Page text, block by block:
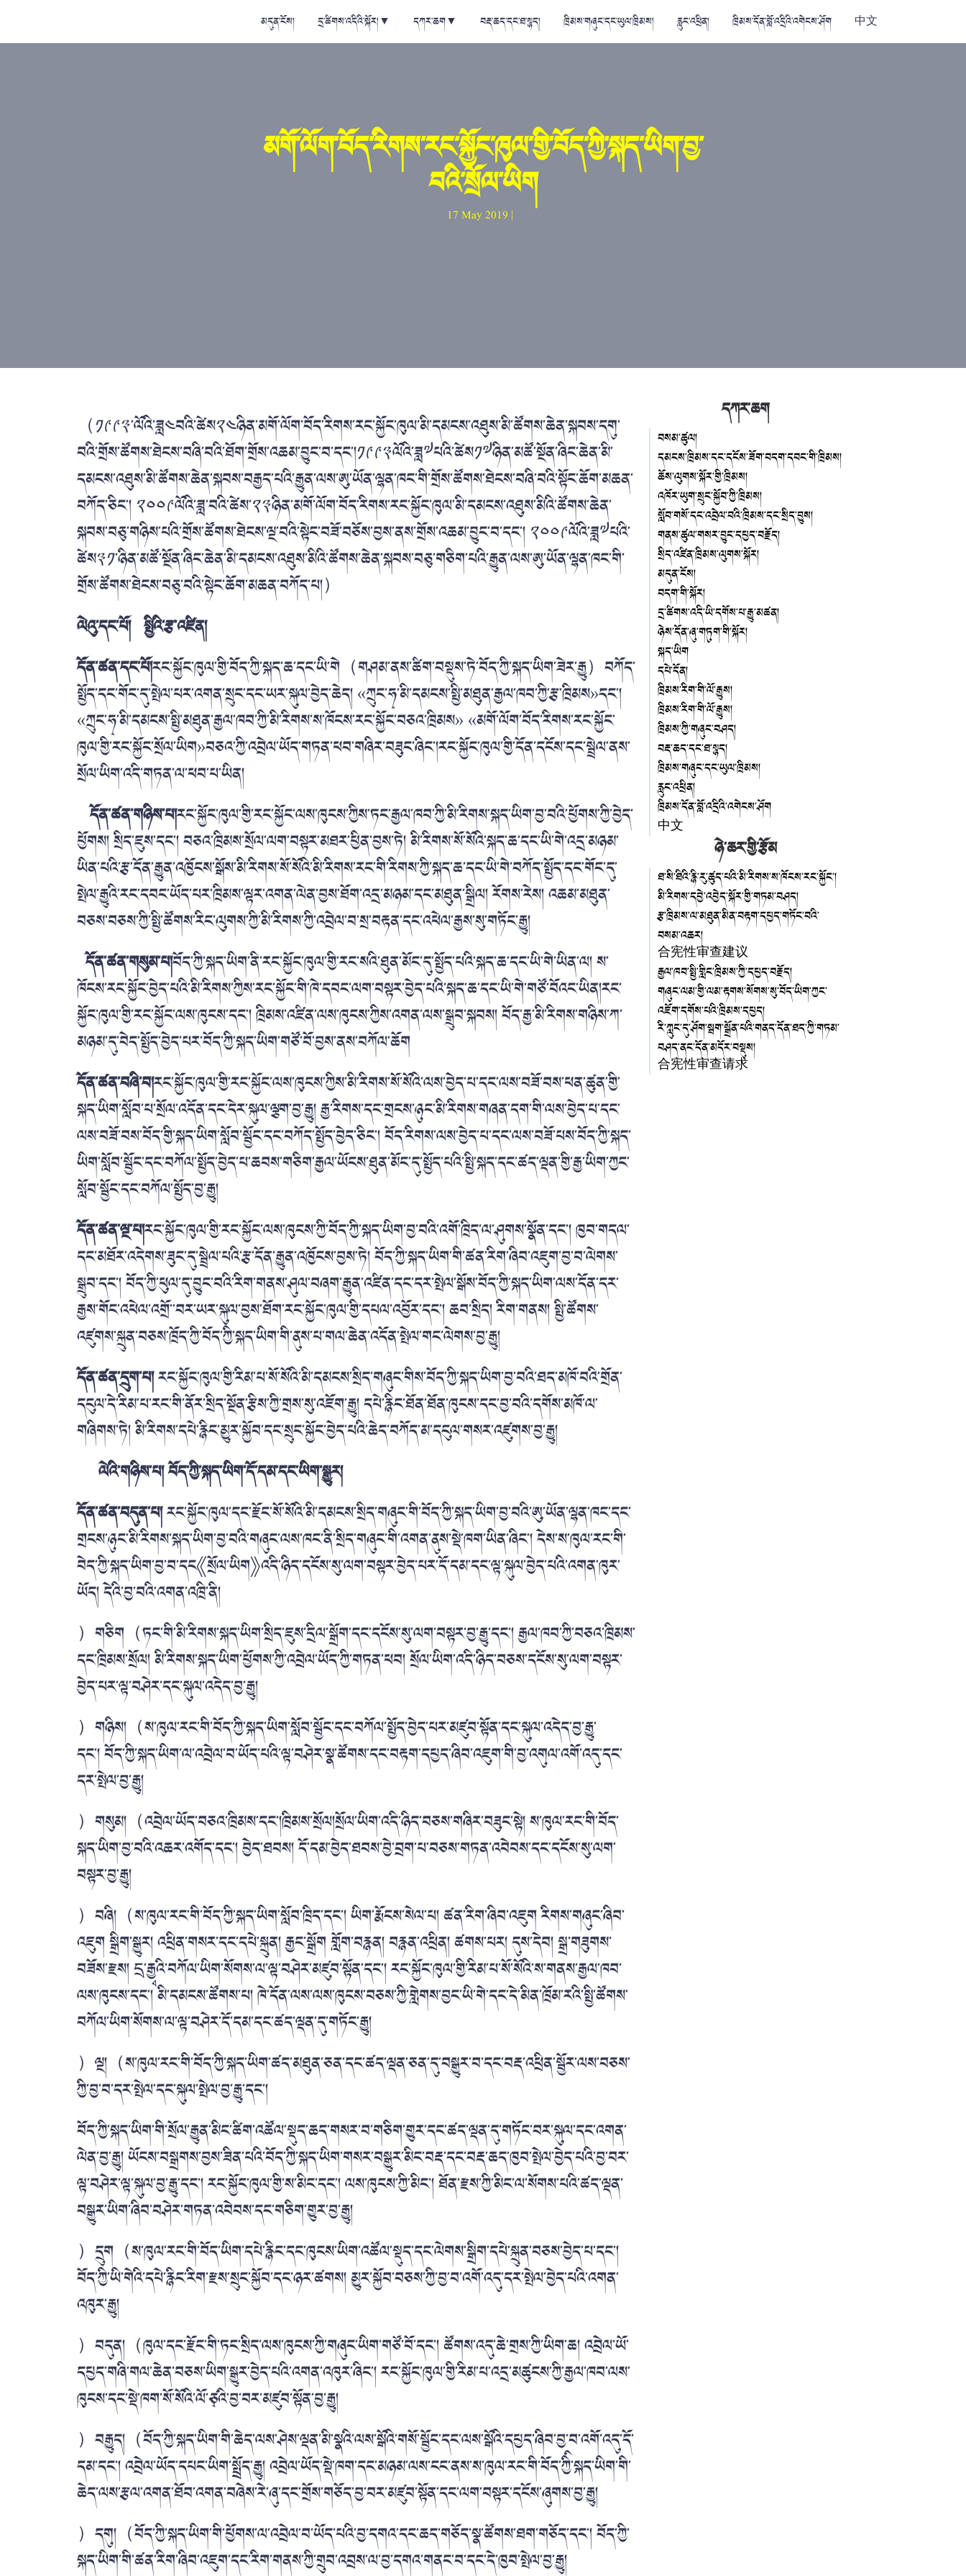
མདུན་ངོས། དྲ་ཚིགས་འདིའི་སྐོར།▼ དཀར་ཆག▼ བརྡ་ཆད་དང་ཐ་སྙད། ཁྲིམས་གཞུང་དང་ཡུལ་ཁྲིམས། རླུང་འཕྲིན། ཁྲིམས་དོན་བློ་འདྲིའི་འགེངས་ཤོག 中文
མགོ་ལོག་བོད་རིགས་རང་སྐྱོང་ཁུལ་གྱི་བོད་ཀྱི་སྐད་ཡིག་བྱ་
བའི་སྲོལ་ཡིག
17 May 2019 |
（༡༩༩༣་ལོའི་ཟླ༤བའི་ཚེས༢༤ཉིན་མགོ་ལོག་བོད་རིགས་རང་སྐྱོང་ཁུལ་མི་དམངས་འཐུས་མི་ཚོགས་ཆེན་སྐབས་དགུ་
བའི་གྲོས་ཚོགས་ཐེངས་བཞི་བའི་ཐོག་གྲོས་འཆམ་བྱུང་བ་དང་།༡༩༩༣ལོའི་ཟླ༧པའི་ཚེས༡༧ཉིན་མཚོ་སྔོན་ཞིང་ཆེན་མི་
དམངས་འཐུས་མི་ཚོགས་ཆེན་སྐབས་བརྒྱད་པའི་རྒྱུན་ལས་ཨུ་ཡོན་ལྷན་ཁང་གི་གྲོས་ཚོགས་ཐེངས་བཞི་བའི་སྟོང་ཆོག་མཆན་
བཀོད་ཅིང་། ༢༠༠༩ལོའི་ཟླ་བའི་ཚེས་༢༣ཉིན་མགོ་ལོག་བོད་རིགས་རང་སྐྱོང་ཁུལ་མི་དམངས་འཐུས་མིའི་ཚོགས་ཆེན་
སྐབས་བཅུ་གཉིས་པའི་གྲོས་ཚོགས་ཐེངས་ལྔ་བའི་སྟེང་བཟོ་བཅོས་བྱས་ནས་གྲོས་འཆམ་བྱུང་བ་དང་། ༢༠༠༩ལོའི་ཟླ༧པའི་
ཚེས༣༡་ཉིན་མཚོ་སྔོན་ཞིང་ཆེན་མི་དམངས་འཐུས་མིའི་ཚོགས་ཆེན་སྐབས་བཅུ་གཅིག་པའི་རྒྱུན་ལས་ཨུ་ཡོན་ལྷན་ཁང་གི་
གྲོས་ཚོགས་ཐེངས་བཅུ་བའི་སྟེང་ཆོག་མཆན་བཀོད་པ།）
ལེའུ་དང་པོ། སྤྱིའི་རྩ་འཛིན།
དོན་ཚན་དང་པོ།རང་སྐྱོང་ཁུལ་གྱི་བོད་ཀྱི་སྐད་ཆ་དང་ཡི་གེ（གཤམ་ནས་ཚིག་བསྡུས་ཏེ་བོད་ཀྱི་སྐད་ཡིག་ཟེར་རྒྱུ）བཀོད་
སྤྱོད་དང་གོང་དུ་སྤེལ་པར་འགན་སྲུང་དང་ཡར་སྐུལ་བྱེད་ཆེད། «ཀྲུང་ཧྭ་མི་དམངས་སྤྱི་མཐུན་རྒྱལ་ཁབ་ཀྱི་རྩ་ཁྲིམས»དང་།
«ཀྲུང་ཧྭ་མི་དམངས་སྤྱི་མཐུན་རྒྱལ་ཁབ་ཀྱི་མི་རིགས་ས་ཁོངས་རང་སྐྱོང་བཅའ་ཁྲིམས» «མགོ་ལོག་བོད་རིགས་རང་སྐྱོང་
ཁུལ་གྱི་རང་སྐྱོང་སྲོལ་ཡིག»བཅའ་ཀྱི་འབྲེལ་ཡོད་གཏན་ཕབ་གཞིར་བཟུང་ཞིང་།རང་སྐྱོང་ཁུལ་གྱི་དོན་དངོས་དང་སྦྲེལ་ནས་
སྲོལ་ཡིག་འདི་གཏན་ལ་ཕབ་པ་ཡིན།
དོན་ཚན་གཉིས་པ།རང་སྐྱོང་ཁུལ་གྱི་རང་སྐྱོང་ལས་ཁུངས་ཀྱིས་ཏང་རྒྱལ་ཁབ་ཀྱི་མི་རིགས་སྐད་ཡིག་བྱ་བའི་ཕྱོགས་ཀྱི་བྱེད་
ཕྱོགས། སྲིད་ཇུས་དང་། བཅའ་ཁྲིམས་སྲོལ་ལག་བསྟར་མཐར་ཕྱིན་བྱས་ཏེ། མི་རིགས་སོ་སོའི་སྐད་ཆ་དང་ཡི་གེ་འདྲ་མཉམ་
ཡིན་པའི་རྩ་དོན་རྒྱུན་འཁྱོངས་སྒོས་མི་རིགས་སོ་སོའི་མི་རིགས་རང་གི་རིགས་ཀྱི་སྐད་ཆ་དང་ཡི་གེ་བཀོད་སྤྱོད་དང་གོང་དུ་
སྤེལ་རྒྱུའི་རང་དབང་ཡོད་པར་ཁྲིམས་ལྟར་འགན་ལེན་བྱས་ཐོག་འདྲ་མཉམ་དང་མཐུན་སྒྲིལ། རོགས་རེས། འཆམ་མཐུན་
བཅས་བཅས་ཀྱི་སྤྱི་ཚོགས་རིང་ལུགས་ཀྱི་མི་རིགས་ཀྱི་འབྲེལ་བ་སྲ་བརྟན་དང་འཕེལ་རྒྱས་སུ་གཏོང་རྒྱུ།
དོན་ཚན་གསུམ་པ།བོད་ཀྱི་སྐད་ཡིག་ནི་རང་སྐྱོང་ཁུལ་གྱི་རང་སའི་ཐུན་མོང་དུ་སྤྱོད་པའི་སྐད་ཆ་དང་ཡི་གེ་ཡིན་ལ། ས་
ཁོངས་རང་སྐྱོང་བྱེད་པའི་མི་རིགས་ཀྱིས་རང་སྐྱོང་གི་ཁེ་དབང་ལག་བསྟར་བྱེད་པའི་སྐད་ཆ་དང་ཡི་གེ་གཙོ་བོའང་ཡིན།རང་
སྐྱོང་ཁུལ་གྱི་རང་སྐྱོང་ལས་ཁུངས་དང་། ཁྲིམས་འཛིན་ལས་ཁུངས་ཀྱིས་འགན་ལས་སྒྲུབ་སྐབས། བོད་རྒྱ་མི་རིགས་གཉིས་ཀ་
མཉམ་དུ་བེད་སྤྱོད་བྱེད་པར་བོད་ཀྱི་སྐད་ཡིག་གཙོ་བོ་བྱས་ནས་བཀོལ་ཆོག
དོན་ཚན་བཞི་བ།རང་སྐྱོང་ཁུལ་གྱི་རང་སྐྱོང་ལས་ཁུངས་ཀྱིས་མི་རིགས་སོ་སོའི་ལས་བྱེད་པ་དང་ལས་བཟོ་བས་ཕན་ཚུན་གྱི་
སྐད་ཡིག་སློབ་པ་སྲོལ་འདོན་དང་དེར་སྐུལ་ལྕག་བྱ་རྒྱུ། རྒྱ་རིགས་དང་གྲངས་ཉུང་མི་རིགས་གཞན་དག་གི་ལས་བྱེད་པ་དང་
ལས་བཟོ་བས་བོད་གྱི་སྐད་ཡིག་སློབ་སྦྱོང་དང་བཀོད་སྤྱོད་བྱེད་ཅིང་། བོད་རིགས་ལས་བྱེད་པ་དང་ལས་བཟོ་པས་བོད་ཀྱི་སྐད་
ཡིག་སློབ་སྦྱོང་དང་བཀོལ་སྤྱོད་བྱེད་པ་ཆབས་གཅིག་རྒྱལ་ཡོངས་ཐུན་མོང་དུ་སྤྱོད་པའི་སྤྱི་སྐད་དང་ཚད་ལྡན་གྱི་རྒྱ་ཡིག་ཀྱང་
སློབ་སྦྱོང་དང་བཀོལ་སྤྱོད་བྱ་རྒྱུ།
དོན་ཚན་ལྔ་པ།རང་སྐྱོང་ཁུལ་གྱི་རང་སྐྱོང་ལས་ཁུངས་ཀྱི་བོད་ཀྱི་སྐད་ཡིག་བྱ་བའི་འགོ་ཁྲིད་ལ་ཤུགས་སྣོན་དང་། ཁྱབ་གདལ་
དང་མཐོར་འདེགས་ཟུང་དུ་སྦྲེལ་པའི་རྩ་དོན་རྒྱུན་འཁྱོངས་བྱས་ཏེ། བོད་ཀྱི་སྐད་ཡིག་གི་ཚན་རིག་ཞིབ་འཇུག་བྱ་བ་ལེགས་
སྒྲུབ་དང་། བོད་ཀྱི་ཕུལ་དུ་བྱུང་བའི་རིག་གནས་ཤུལ་བཞག་རྒྱུན་འཛིན་དང་དར་སྤེལ་སྒོས་བོད་ཀྱི་སྐད་ཡིག་ལས་དོན་དར་
རྒྱས་གོང་འཕེལ་འགྲོ་་བར་ཡར་སྐུལ་བྱས་ཐོག་རང་སྐྱོང་ཁུལ་གྱི་དཔལ་འབྱོར་དང་། ཆབ་སྲིད། རིག་གནས། སྤྱི་ཚོགས་
འཛུགས་སྐྲུན་བཅས་ཁྲོད་ཀྱི་བོད་ཀྱི་སྐད་ཡིག་གི་ནུས་པ་གལ་ཆེན་འདོན་སྤེལ་གང་ལེགས་བྱ་རྒྱུ།
དོན་ཚན་དྲུག་པ།རང་སྐྱོང་ཁུལ་གྱི་རིམ་པ་སོ་སོའི་མི་དམངས་སྲིད་གཞུང་གིས་བོད་ཀྱི་སྐད་ཡིག་བྱ་བའི་ཐད་མཁོ་བའི་གྲོན་
དངུལ་དེ་རིམ་པ་རང་གི་ནོར་སྲིད་སྔོན་རྩིས་ཀྱི་གྲས་སུ་འཇོག་རྒྱུ། དཔེ་རྙིང་ཐོན་ཐོན་ཁུངས་དང་བྱ་བའི་དགོས་མཁོ་ལ་
གཞིགས་ཏེ། མི་རིགས་དཔེ་རྙིང་མྱུར་སྐྱོབ་དང་སྲུང་སྐྱོང་བྱེད་པའི་ཆེད་བཀོད་མ་དངུལ་གསར་འཛུགས་བྱ་རྒྱུ།
ལེའི་གཉིས་པ། བོད་ཀྱི་སྐད་ཡིག་དོ་དམ་དང་ཡིག་སྒྱུར།
དོན་ཚན་བདུན་པ།རང་སྐྱོང་ཁུལ་དང་རྫོང་སོ་སོའི་མི་དམངས་སྲིད་གཞུང་གི་བོད་ཀྱི་སྐད་ཡིག་བྱ་བའི་ཨུ་ཡོན་ལྷན་ཁང་དང་
གྲངས་ཉུང་མི་རིགས་སྐད་ཡིག་བྱ་བའི་གཞུང་ལས་ཁང་ནི་སྲིད་གཞུང་གི་འགན་ནུས་སྡེ་ཁག་ཡིན་ཞིང་། དེས་ས་ཁུལ་རང་གི་
བེད་ཀྱི་སྐད་ཡིག་བྱ་བ་དང《སྲོལ་ཡིག》འདི་ཉིད་དངོས་སུ་ལག་བསྟར་བྱེད་པར་དོ་དམ་དང་ལྟ་སྐུལ་བྱེད་པའི་འགན་ཁུར་
ཡོད། དེའི་བྱ་བའི་འགན་འཁྲི་ནི།
）གཅིག（ཏང་གི་མི་རིགས་སྐད་ཡིག་སྲིད་ཇུས་དྲིལ་སྒྲོག་དང་དངོས་སུ་ལག་བསྟར་བྱ་རྒྱུ་དང་། རྒྱལ་ཁབ་ཀྱི་བཅའ་ཁྲིམས་
དང་ཁྲིམས་སྲོལ། མི་རིགས་སྐད་ཡིག་ཕྱོགས་ཀྱི་འབྲེལ་ཡོད་ཀྱི་གཏན་ཕབ། སྲོལ་ཡིག་འདི་ཉིད་བཅས་དངོས་སུ་ལག་བསྟར་
བྱེད་པར་ལྟ་བཤེར་དང་སྐུལ་འདེད་བྱ་རྒྱུ།
）གཉིས།（ས་ཁུལ་རང་གི་བོད་ཀྱི་སྐད་ཡིག་སློབ་སྦྱོང་དང་བཀོལ་སྤྱོད་བྱེད་པར་མཛུབ་སྟོན་དང་སྐུལ་འདེད་བྱ་རྒྱུ་
དང་། བོད་ཀྱི་སྐད་ཡིག་ལ་འབྲེལ་བ་ཡོད་པའི་ལྟ་བཤེར་སྣ་ཚོགས་དང་བརྟག་དཔྱད་ཞིབ་འཇུག་གི་བྱ་འགུལ་འགོ་འདུ་དང་
དར་སྤེལ་བྱ་རྒྱུ།
）གསུམ།（འབྲེལ་ཡོད་བཅའ་ཁྲིམས་དང་།ཁྲིམས་སྲོལ།སྲོལ་ཡིག་འདི་ཉིད་བཅས་གཞིར་བཟུང་སྟེ། ས་ཁུལ་རང་གི་བོད་
སྐད་ཡིག་བྱ་བའི་འཆར་འགོད་དང་། བྱེད་ཐབས། དོ་དམ་བྱེད་ཐབས་བྱེ་བྲག་པ་བཅས་གཏན་འབེབས་དང་དངོས་སུ་ལག་
བསྟར་བྱ་རྒྱུ།
）བཞི།（ས་ཁུལ་རང་གི་བོད་ཀྱི་སྐད་ཡིག་སློབ་ཁྲིད་དང་། ཡིག་རྨོངས་སེལ་པ། ཚན་རིག་ཞིབ་འཇུག རིགས་གཞུང་ཞིབ་
འཇུག སྒྲིག་སྒྱུར། འཕྲིན་གསར་དང་དཔེ་སྐྲུན། རྒྱང་སྒྲོག གློག་བརྙན། བརྙན་འཕྲིན། ཚགས་པར། དུས་དེབ། སྒྲ་གཟུགས་
བཟོས་རྫས། དྲྭ་རྒྱའི་བཀོལ་ཡིག་སོགས་ལ་ལྟ་བཤེར་མཛུབ་སྟོན་དང་། རང་སྐྱོང་ཁུལ་གྱི་རིམ་པ་སོ་སོའི་ས་གནས་རྒྱལ་ཁབ་
ལས་ཁུངས་དང་། མི་དམངས་ཚོགས་པ། ཁེ་དོན་ལས་ལས་ཁུངས་བཅས་ཀྱི་གླེགས་བྱང་ཡི་གེ་དང་དེ་མིན་ཁྲོམ་རའི་སྤྱི་ཚོགས་
བཀོལ་ཡིག་སོགས་ལ་ལྟ་བཤེར་དོ་དམ་དང་ཚད་ལྡན་དུ་གཏོང་རྒྱུ།
）ལྔ།（ས་ཁུལ་རང་གི་བོད་ཀྱི་སྐད་ཡིག་ཚད་མཐུན་ཅན་དང་ཚད་ལྡན་ཅན་དུ་བསྒྱུར་བ་དང་བརྡ་འཕྲིན་སྦྱོར་ལས་བཅས་
ཀྱི་བྱ་བ་དར་སྤེལ་དང་སྐུལ་སྤེལ་བྱ་རྒྱུ་དང་།
བོད་ཀྱི་སྐད་ཡིག་གི་སྲོལ་རྒྱུན་མིང་ཚིག་འཚོལ་སྡུད་ཆད་གསར་བ་གཅིག་གྱུར་དང་ཚད་ལྡན་དུ་གཏོང་བར་སྐུལ་དང་འགན་
ལེན་བྱ་རྒྱུ། ཡོངས་བསྒྲགས་བྱས་ཟིན་པའི་བོད་ཀྱི་སྐད་ཡིག་གསར་བསྒྱུར་མིང་བརྡ་དང་བརྡ་ཆད་ཁྱབ་སྤེལ་བྱེད་པའི་བྱ་བར་
ལྟ་བཤེར་ལྟ་སྐུལ་བྱ་རྒྱུ་དང་། རང་སྐྱོང་ཁུལ་གྱི་ས་མིང་དང་། ལས་ཁུངས་ཀྱི་མིང་། ཐོན་རྫས་ཀྱི་མིང་ལ་སོགས་པའི་ཚད་ལྡན་
བསྒྱུར་ཡིག་ཞིབ་བཤེར་གཏན་འབེབས་དང་གཅིག་གྱུར་བྱ་རྒྱུ།
）དྲུག（ས་ཁུལ་རང་གི་བོད་ཡིག་དཔེ་རྙིང་དང་ཁུངས་ཡིག་འཚོལ་སྡུད་དང་ལེགས་སྒྲིག་དཔེ་སྐྲུན་བཅས་བྱེད་པ་དང་།
བོད་ཀྱི་ཡི་གེའི་དཔེ་རྙིང་རིག་རྫས་སྲུང་སྐྱོབ་དང་ཉར་ཚགས། མྱུར་སྐྱོབ་བཅས་ཀྱི་བྱ་བ་འགོ་འདུ་དར་སྤེལ་བྱེད་པའི་འགན་
འཁུར་རྒྱུ།
）བདུན།（ཁུལ་དང་རྫོང་གི་ཏང་སྲིད་ལས་ཁུངས་ཀྱི་གཞུང་ཡིག་གཙོ་བོ་དང་། ཚོགས་འདུ་ཆེ་གྲས་ཀྱི་ཡིག་ཆ། འབྲེལ་ཡོ་
དཔྱད་གཞི་གལ་ཆེན་བཅས་ཡིག་སྒྱུར་བྱེད་པའི་འགན་འཁུར་ཞིང་། རང་སྐྱོང་ཁུལ་གྱི་རིམ་པ་འདྲ་མཚུངས་ཀྱི་རྒྱལ་ཁབ་ལས་
ཁུངས་དང་སྡེ་ཁག་སོ་སོའི་ལོ་ཙྭའི་བྱ་བར་མཛུབ་སྟོན་བྱ་རྒྱུ།
）བརྒྱུད།（བོད་ཀྱི་སྐད་ཡིག་གི་ཆེད་ལས་ཤེས་ལྡན་མི་སྣའི་ལས་སྒོའི་གསོ་སྦྱོང་དང་ལས་སྒོའི་དཔྱད་ཞིབ་བྱ་བ་འགོ་འདུ་དོ་
དམ་དང་། འབྲེལ་ཡོད་དཔང་ཡིག་སྤྲོད་རྒྱུ། འབྲེལ་ཡོད་སྡེ་ཁག་དང་མཉམ་ལས་ངང་ནས་ས་ཁུལ་རང་གི་བོད་ཀྱིི་སྐད་ཡིག་གི་
ཆེད་ལས་རྩལ་འགན་ཐོབ་འགན་བཞེས་རེ་ཞུ་དང་གྲོས་གཅོད་བྱ་བར་མཛུབ་སྟོན་དང་ལག་བསྟར་དངོས་ཞུགས་བྱ་རྒྱུ།
）དགུ།（བོད་ཀྱི་སྐད་ཡིག་གི་ཕྱོགས་ལ་འབྲེལ་བ་ཡོད་པའི་བྱ་དགའ་དང་ཆད་གཅོད་སྣ་ཚོགས་ཐག་གཅོད་དང་། བོད་ཀྱི་
སྐད་ཡིག་གི་ཚན་རིག་ཞིབ་འཇུག་དང་རིག་གནས་ཀྱི་གྲུབ་འབྲས་ལ་བྱ་དགའ་གནང་བ་དང་དེ་ཁྱབ་སྤེལ་བྱ་རྒྱུ།
དཀར་ཆག
བསམ་ཚུལ།
དམངས་ཁྲིམས་དང་དངོས་ཟོག་བདག་དབང་གི་ཁྲིམས།
ཆོས་ལུགས་སྐོར་གྱི་ཁྲིམས།
འཁོར་ཡུག་སྲུང་སྐྱོབ་ཀྱི་ཁྲིམས།
སློབ་གསོ་དང་འབྲེལ་བའི་ཁྲིམས་དང་སྲིད་བྱུས།
གནས་ཚུལ་གསར་བྱུང་དཔྱད་བརྗོད།
སྲིད་འཛིན་ཁྲིམས་ལུགས་སྐོར།
མདུན་ངོས།
བདག་གི་སྐོར།
དྲ་ཚིགས་འདི་ཡི་དགོས་པ་རྒྱུ་མཚན།
ཉེས་དོན་ཞུ་གཏུག་གི་སྐོར།
སྐད་ཡིག
དཔེ་དོན།
ཁྲིམས་རིག་གི་ལོ་རྒྱུས།
ཁྲིམས་རིག་གི་ལོ་རྒྱུས།
ཁྲིམས་ཀྱི་གཞུང་བཤད།
བརྡ་ཆད་དང་ཐ་སྙད།
ཁྲིམས་གཞུང་དང་ཡུལ་ཁྲིམས།
རླུང་འཕྲིན།
ཁྲིམས་དོན་བློ་འདྲིའི་འགེངས་ཤོག
中文
ཉེ་ཆར་གྱི་རྩོམ
ཐ་སི་ཐིའི་རྙི་རུ་ཚུད་པའི་མི་རིགས་ས་ཁོངས་རང་སྐྱོང་།
མི་རིགས་དབྱེ་འབྱེད་སྐོར་གྱི་གཏམ་བཤད།
རྩ་ཁྲིམས་ལ་མཐུན་མིན་བརྟག་དཔྱད་གཏོང་བའི་
བསམ་འཆར།
合宪性审查建议
རྒྱལ་ཁབ་སྤྱི་གླིང་ཁྲིམས་ཀྱི་དཔྱད་བརྗོད།
གཞུང་ལམ་གྱི་ལམ་རྟགས་སོགས་སུ་བོད་ཡིག་ཀྱང་
འཇོག་དགོས་པའི་ཁྲིམས་དཔྱད།
རི་ཀླུང་དུ་ཤོག་སྦག་སྒྲོན་པའི་གནད་དོན་ཐད་ཀྱི་གཏམ་
བཤད་ནང་དོན་མདོར་བསྡུས།
合宪性审查请求